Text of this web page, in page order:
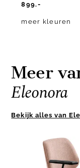
899.-
meer kleuren
Meer
Eleonora
Bekijk alles van